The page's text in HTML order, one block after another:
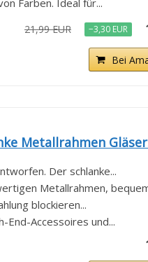
Farben. Ideal für...
21,99 EUR −3,30 EUR
Bei
Metallrahmen
Der schlanke...
Metallrahmen,
blockieren...
Accessoires und...